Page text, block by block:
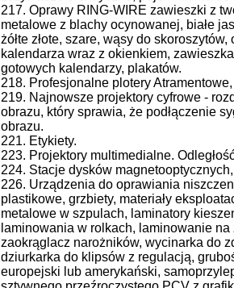
217. Oprawy RING-WIRE zawieszki z
metalowe z blachy ocynowanej, białe
żółte złote, szare, wąsy do
kalendarza wraz z okienkiem,
gotowych kalendarzy, plakatów.
218. Profesjonalne plotery
219. Najnowsze projektory cyfrowe -
obrazu, który sprawia, że podłączenie
obrazu.
221. Etykiety.
223. Projektory multimedialne.
224. Stacje dysków
226. Urządzenia do oprawiania
plastikowe, grzbiety, materiały
metalowe w szpulach, laminatory
laminowania w rolkach, laminowanie
zaokrąglacz narożników, wycinarka do
dziurkarka do klipsów z regulacją,
europejski lub amerykański,